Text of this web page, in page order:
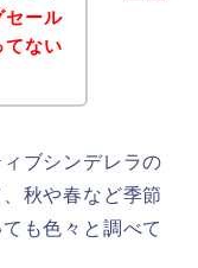
セール
てない
ブシンデレラの
秋や春など季節
も色々と調べて